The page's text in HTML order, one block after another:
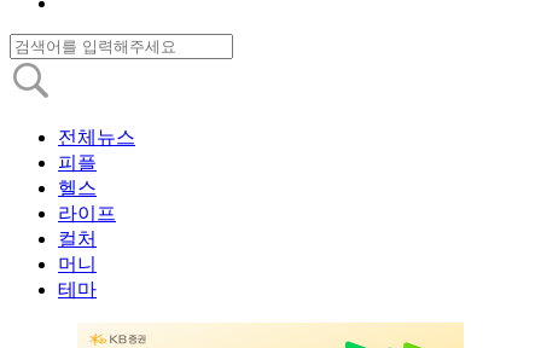
전체뉴스
피플
헬스
라이프
컬처
머니
테마